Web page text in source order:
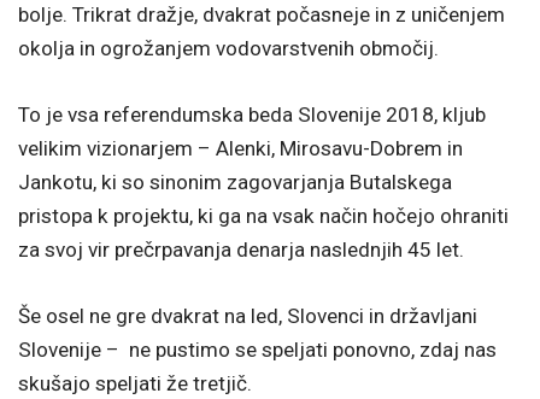
bolje. Trikrat dražje, dvakrat počasneje in z uničenjem
okolja in ogrožanjem vodovarstvenih območij.
To je vsa referendumska beda Slovenije 2018, kljub
velikim vizionarjem – Alenki, Mirosavu-Dobrem in
Jankotu, ki so sinonim zagovarjanja Butalskega
pristopa k projektu, ki ga na vsak način hočejo ohraniti
za svoj vir prečrpavanja denarja naslednjih 45 let.
Še osel ne gre dvakrat na led, Slovenci in državljani
Slovenije – ne pustimo se speljati ponovno, zdaj nas
skušajo speljati že tretjič.